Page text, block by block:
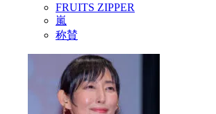
FRUITS ZIPPER
嵐
称賛